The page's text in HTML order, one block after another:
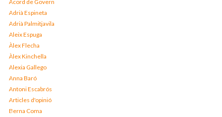
Acord de Govern
Adrià Espineta
Adrià Palmitjavila
Aleix Espuga
Àlex Flecha
Àlex Kinchella
Alexia Gallego
Anna Baró
Antoni Escabrós
Articles d'opinió
Berna Coma